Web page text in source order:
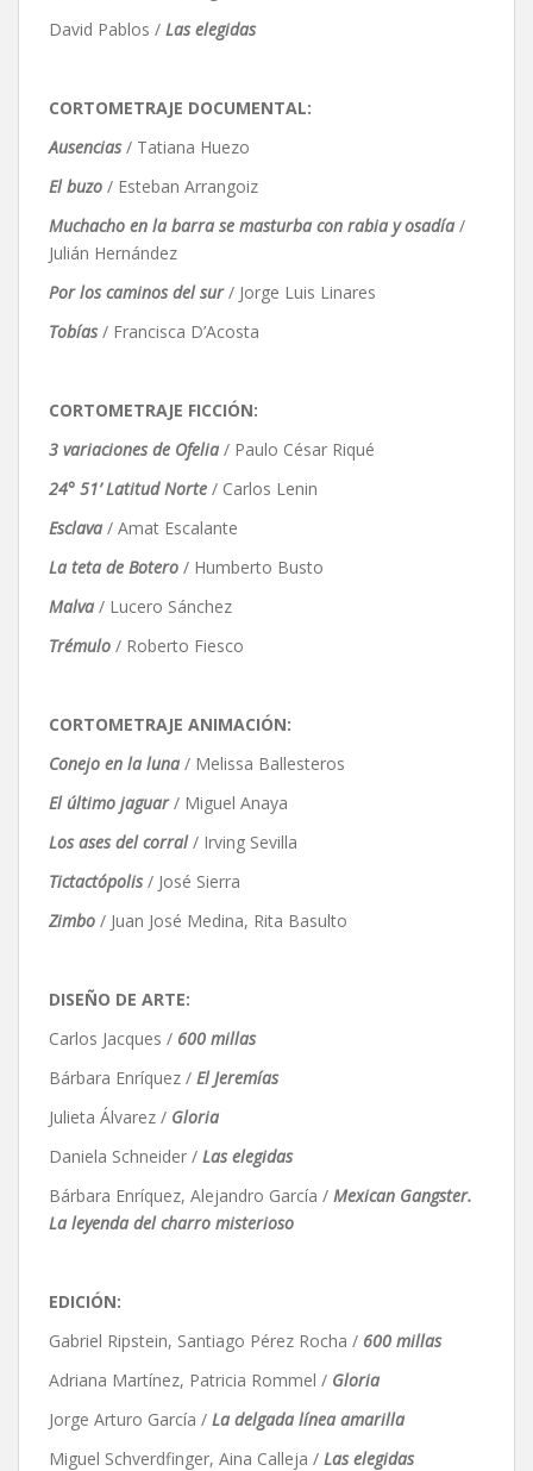
David Pablos / Las elegidas
CORTOMETRAJE DOCUMENTAL:
Ausencias/ Tatiana Huezo
El buzo / Esteban Arrangoiz
Muchacho en la barra se masturba con rabia y osadía /
Julián Hernández
Por los caminos del sur/ Jorge Luis Linares
Tobías/ Francisca D’Acosta
CORTOMETRAJE FICCIÓN:
3 variaciones de Ofelia / Paulo César Riqué
24° 51’ Latitud Norte / Carlos Lenin
Esclava / Amat Escalante
La teta de Botero / Humberto Busto
Malva / Lucero Sánchez
Trémulo / Roberto Fiesco
CORTOMETRAJE ANIMACIÓN:
Conejo en la luna / Melissa Ballesteros
El último jaguar/ Miguel Anaya
Los ases del corral/ Irving Sevilla
Tictactópolis/ José Sierra
Zimbo / Juan José Medina, Rita Basulto
DISEÑO DE ARTE:
Carlos Jacques / 600 millas
Bárbara Enríquez / El Jeremías
Julieta Álvarez / Gloria
Daniela Schneider / Las elegidas
Bárbara Enríquez, Alejandro García / Mexican Gangster.
La leyenda del charro misterioso
EDICIÓN:
Gabriel Ripstein, Santiago Pérez Rocha / 600 millas
Adriana Martínez, Patricia Rommel / Gloria
Jorge Arturo García / La delgada línea amarilla
Miguel Schverdfinger, Aina Calleja / Las elegidas